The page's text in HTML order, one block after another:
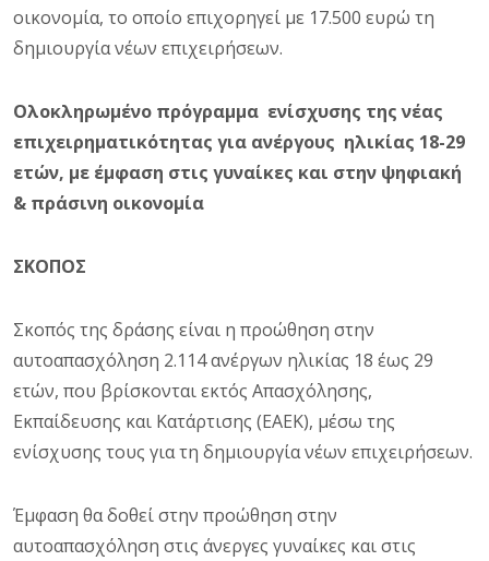
οικονομία, το οποίο επιχορηγεί με 17.500 ευρώ τη
δημιουργία νέων επιχειρήσεων.
Ολοκληρωμένο πρόγραμμα ενίσχυσης της νέας
επιχειρηματικότητας για ανέργους ηλικίας 18-29
ετών, με έμφαση στις γυναίκες και στην ψηφιακή
& πράσινη οικονομία
ΣΚΟΠΟΣ
Σκοπός της δράσης είναι η προώθηση στην
αυτοαπασχόληση 2.114 ανέργων ηλικίας 18 έως 29
ετών, που βρίσκονται εκτός Απασχόλησης,
Εκπαίδευσης και Κατάρτισης (ΕΑΕΚ), μέσω της
ενίσχυσης τους για τη δημιουργία νέων επιχειρήσεων.
Έμφαση θα δοθεί στην προώθηση στην
αυτοαπασχόληση στις άνεργες γυναίκες και στις